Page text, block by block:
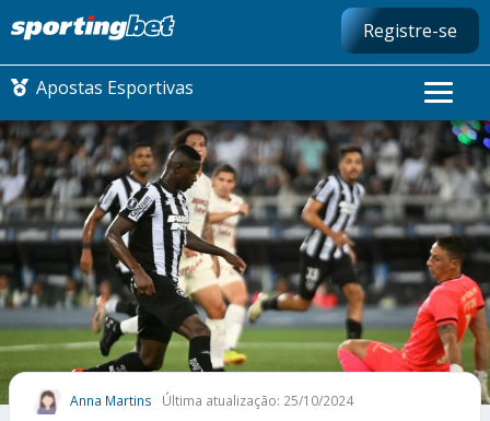
Registre-se
Apostas Esportivas
CONMEBOL LIBERTADORES
FUTEBOL NACIONAL
FUTEBOL INTERNACIONAL
COMO APOSTAR
MAIS ESPORTES
Anna Martins Última atualização: 25/10/2024